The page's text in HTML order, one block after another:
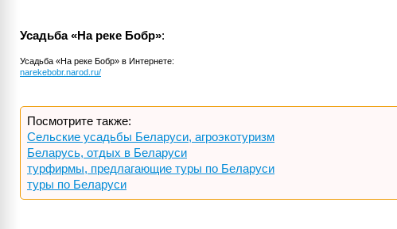
Усадьба «На реке Бобр»:
Усадьба «На реке Бобр» в Интернете:
narekebobr.narod.ru/
Посмотрите также:
Сельские усадьбы Беларуси, агроэкотуризм
Беларусь, отдых в Беларуси
турфирмы, предлагающие туры по Беларуси
туры по Беларуси